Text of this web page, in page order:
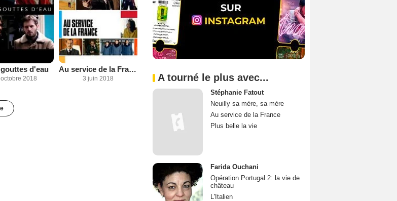
d'eau
2018
Au service de la France
3 juin 2018 A tourné le plus avec...
Stéphanie Fatout
Neuilly sa mère, sa mère
Au service de la France
Plus belle la vie
Farida Ouchani
Opération Portugal 2: la vie de
château
L'Italien